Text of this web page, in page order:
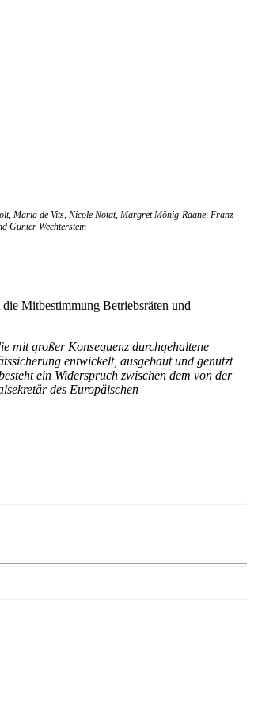
Maria de Vits, Nicole Notat, Margret Mönig-Raane, Franz
Gunter Wechterstein
Mitbestimmung Betriebsräten und
mit großer Konsequenz durchgehaltene
entwickelt, ausgebaut und genutzt
ein Widerspruch zwischen dem von der
des Europäischen